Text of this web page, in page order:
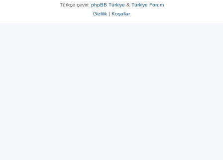
Türkçe çeviri: phpBB Türkiye & Türkiye Forum
Gizlilik | Koşullar